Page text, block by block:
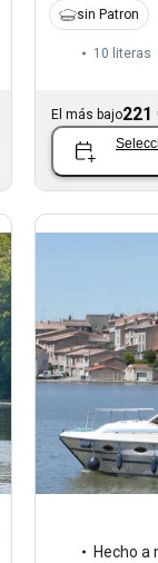
sin Patron
10 literas
El más bajo221
Hecho a